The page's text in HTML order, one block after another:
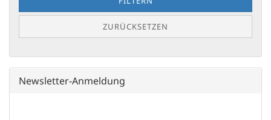
ZURÜCKSETZEN
Newsletter-Anmeldung